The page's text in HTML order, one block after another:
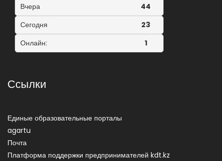
Вчера
44
Сегодня
23
Онлайн:
1
Ссылки
Единые образовательные порталы
agartu
Почта
Платформа поддержки предпринимателей kdt.kz